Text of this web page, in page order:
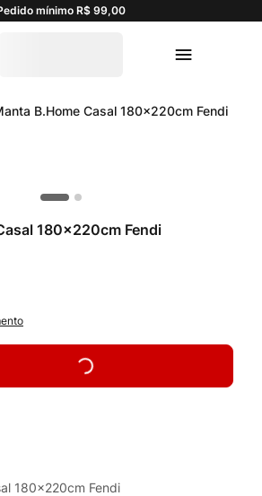
mínimo R$ 99,00
B.Home Casal 180x220cm Fendi
180x220cm Fendi
180x220cm Fendi